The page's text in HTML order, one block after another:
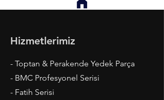
Hizmetlerimiz
- Toptan & Perakende Yedek Parça
- BMC Profesyonel Serisi
- Fatih Serisi